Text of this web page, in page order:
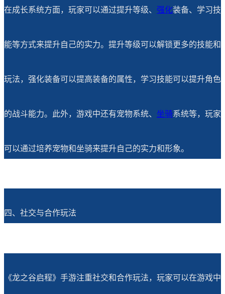
在成长系统方面，玩家可以通过提升等级、 强化装备、学习技
能等方式来提升自己的实力。提升等级可以解锁更多的技能和
玩法，强化装备可以提高装备的属性，学习技能可以提升角色
的战斗能力。此外，游戏中还有宠物系统、 坐骑系统等，玩家
可以通过培养宠物和坐骑来提升自己的实力和形象。
四、社交与合作玩法
《龙之谷启程》手游注重社交和合作玩法，玩家可以在游戏中